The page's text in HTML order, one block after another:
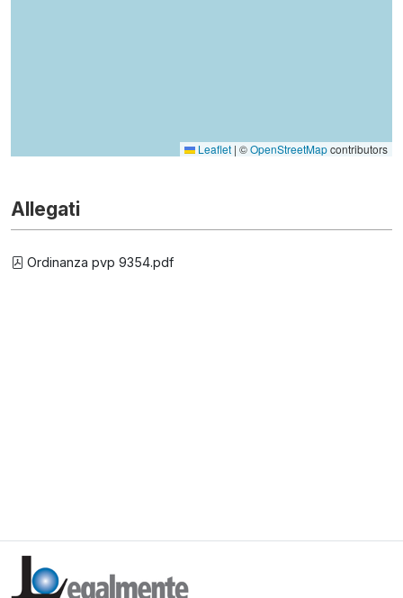
Leaflet | ©OpenStreetMapcontributors
Allegati
Ordinanza pvp 9354.pdf